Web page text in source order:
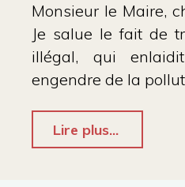
Monsieur le Maire,
Je salue le fait de
illégal, qui
engendre de la
Lire plus...